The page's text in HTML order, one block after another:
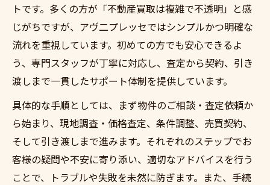
神奈川県小田原市で選ばれる不動産買取
不動産買取が地域で選ばれる理由
小田原市で不動産買取を成功させるコツ
不動産買取の信頼できる業者の見極め方
不動産買取で安心できるサポート体制
アヴ二プレッセによる迅速な査定の魅力
不動産買取で活きる迅速査定のメリット
アヴ二プレッセの査定サービスとは
トです。多くの方が「不動産買取は複雑で不透明」と感
じがちですが、アヴ二プレッセではシンプルかつ明確な
流れを重視しています。初めての方でも安心できるよ
う、専門スタッフが丁寧に対応し、査定から契約、引き
渡しまで一貫したサポート体制を提供しています。
具体的な手順としては、まず物件のご相談・査定依頼か
ら始まり、現地調査・価格査定、条件調整、売買契約、
そして引き渡しまで進みます。それぞれのステップでお
客様の疑問や不安に寄り添い、適切なアドバイスを行う
ことで、トラブルや失敗を未然に防ぎます。また、手続